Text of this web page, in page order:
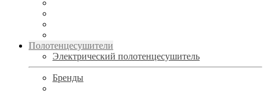
Полотенцесушители
Электрический полотенцесушитель
Бренды